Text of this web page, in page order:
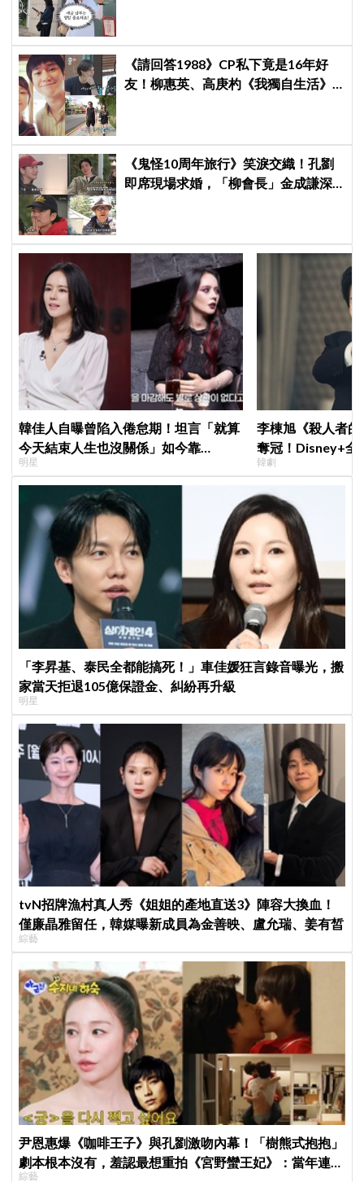
《請回答1988》CP私下竟是16年好
友！柳惠英、高庚杓《我獨自生活》
《鬼怪10周年旅行》笑淚交織！孔劉
即席現場求婚，「柳會長」金成謙深
韓佳人自曝曾陷入倦怠期！坦言「就算
今天結束人生也沒關係」如今靠
YouTube重拾生活樂趣
明星
李棟旭《殺人者
奪冠！Disney+全
紀錄
韓劇
「李昇基、泰民全都能搞死！」車佳媛狂言錄音曝光，搬
家當天拒退105億保證金、糾紛再升級
明星
tvN招牌漁村真人秀《姐姐的產地直送3》陣容大換血！
僅廉晶雅留任，韓媒曝新成員為金善映、盧允瑞、姜有皙
綜藝
尹恩惠爆《咖啡王子》與孔劉激吻內幕！「樹熊式抱抱」
劇本根本沒有，羞認最想重拍《宮野蠻王妃》：當年連鏡
綜藝